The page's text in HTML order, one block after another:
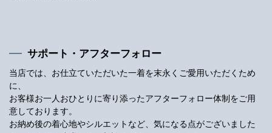
サポート・アフターフォロー
当店では、お仕立ていただいた一着を末永くご愛用いただくため
に、
お客様お一人おひとりに寄り添ったアフターフォロー体制をご用
意しております。
お納め後の着心地やシルエットなど、気になる点がございました